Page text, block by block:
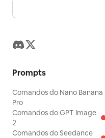
Prompts
Comandos do Nano Banana
Pro
Comandos do GPT Image
2
Comandos do Seedance